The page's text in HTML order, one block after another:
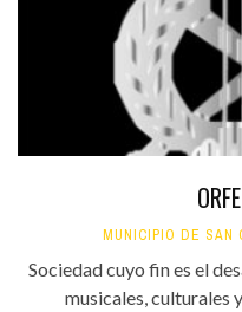
MUNICIPIO DE SAN
Sociedad cuyo fin es el
musicales, culturales